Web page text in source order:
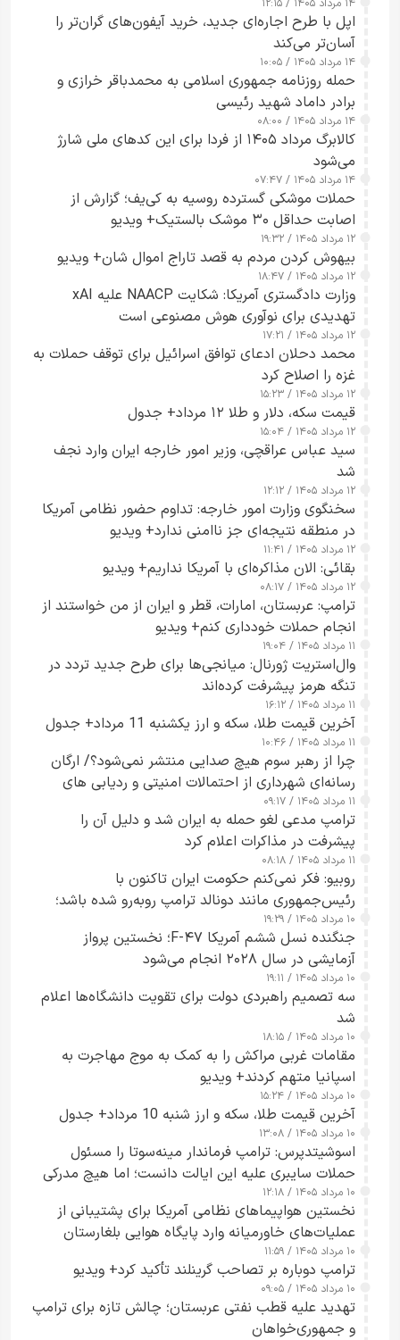
۱۴ مرداد ۱۴۰۵ / ۱۲:۱۵
اپل با طرح اجاره‌ای جدید، خرید آیفون‌های گران‌تر را
آسان‌تر می‌کند
۱۴ مرداد ۱۴۰۵ / ۱۰:۰۵
حمله روزنامه جمهوری اسلامی به محمدباقر خرازی و
برادر داماد شهید رئیسی
۱۴ مرداد ۱۴۰۵ / ۰۸:۰۰
کالابرگ مرداد ۱۴۰۵ از فردا برای این کدهای ملی شارژ
می‌شود
۱۴ مرداد ۱۴۰۵ / ۰۷:۴۷
حملات موشکی گسترده روسیه به کی‌یف؛ گزارش از
اصابت حداقل ۳۰ موشک بالستیک+ ویدیو
۱۲ مرداد ۱۴۰۵ / ۱۹:۳۲
بیهوش کردن مردم به قصد تاراج اموال شان+ ویدیو
۱۲ مرداد ۱۴۰۵ / ۱۸:۴۷
وزارت دادگستری آمریکا: شکایت NAACP علیه xAI
تهدیدی برای نوآوری هوش مصنوعی است
۱۲ مرداد ۱۴۰۵ / ۱۷:۲۱
محمد دحلان ادعای توافق اسرائیل برای توقف حملات به
غزه را اصلاح کرد
۱۲ مرداد ۱۴۰۵ / ۱۵:۲۳
قیمت سکه، دلار و طلا ۱۲ مرداد+ جدول
۱۲ مرداد ۱۴۰۵ / ۱۵:۰۴
سید عباس عراقچی، وزیر امور خارجه ایران وارد نجف
شد
۱۲ مرداد ۱۴۰۵ / ۱۲:۱۲
سخنگوی وزارت امور خارجه: تداوم حضور نظامی آمریکا
در منطقه نتیجه‌ای جز ناامنی ندارد+ ویدیو
۱۲ مرداد ۱۴۰۵ / ۱۱:۴۱
بقائی: الان مذاکره‌ای با آمریکا نداریم+ ویدیو
۱۲ مرداد ۱۴۰۵ / ۰۸:۱۷
ترامپ: عربستان، امارات، قطر و ایران از من خواستند از
انجام حملات خودداری کنم+ ویدیو
۱۱ مرداد ۱۴۰۵ / ۱۹:۰۴
وال‌استریت ژورنال: میانجی‌ها برای طرح جدید تردد در
تنگه هرمز پیشرفت کرده‌اند
۱۱ مرداد ۱۴۰۵ / ۱۶:۱۲
آخرین قیمت طلا، سکه و ارز یکشنبه 11 مرداد+ جدول
۱۱ مرداد ۱۴۰۵ / ۱۰:۴۶
چرا از رهبر سوم هیچ صدایی منتشر نمی‌شود؟/ ارگان
رسانه‌ای شهرداری از احتمالات امنیتی و ردیابی های
جاسوسی گفت
۱۱ مرداد ۱۴۰۵ / ۰۹:۱۷
ترامپ مدعی لغو حمله به ایران شد و دلیل آن را
پیشرفت در مذاکرات اعلام کرد
۱۱ مرداد ۱۴۰۵ / ۰۸:۱۸
روبیو: فکر نمی‌کنم حکومت ایران تاکنون با
رئیس‌جمهوری مانند دونالد ترامپ روبه‌رو شده باشد؛
کسی که واقعاً دست به اقدام می‌زند
۱۰ مرداد ۱۴۰۵ / ۱۹:۲۹
جنگنده نسل ششم آمریکا F-۴۷؛ نخستین پرواز
آزمایشی در سال ۲۰۲۸ انجام می‌شود
۱۰ مرداد ۱۴۰۵ / ۱۹:۱۱
سه تصمیم راهبردی دولت برای تقویت دانشگاه‌ها اعلام
شد
۱۰ مرداد ۱۴۰۵ / ۱۸:۱۵
مقامات غربی مراکش را به کمک به موج مهاجرت به
اسپانیا متهم کردند+ ویدیو
۱۰ مرداد ۱۴۰۵ / ۱۵:۲۴
آخرین قیمت طلا، سکه و ارز شنبه 10 مرداد+ جدول
۱۰ مرداد ۱۴۰۵ / ۱۳:۰۸
اسوشیتدپرس: ترامپ فرماندار مینه‌سوتا را مسئول
حملات سایبری علیه این ایالت دانست؛ اما هیچ مدرکی
ارائه نکرد
۱۰ مرداد ۱۴۰۵ / ۱۲:۱۸
نخستین هواپیماهای نظامی آمریکا برای پشتیبانی از
عملیات‌های خاورمیانه وارد پایگاه هوایی بلغارستان
شدند
۱۰ مرداد ۱۴۰۵ / ۱۱:۵۹
ترامپ دوباره بر تصاحب گرینلند تأکید کرد+ ویدیو
۱۰ مرداد ۱۴۰۵ / ۰۹:۰۵
تهدید علیه قطب نفتی عربستان؛ چالش تازه برای ترامپ
و جمهوری‌خواهان